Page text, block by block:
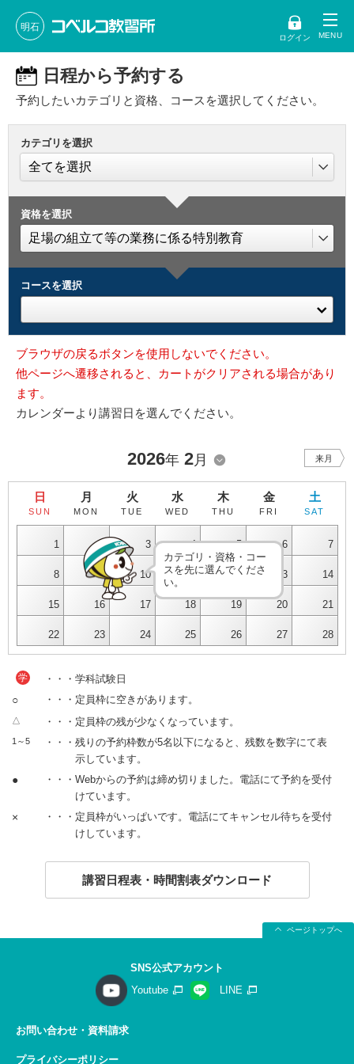
明石
ログイン
日程から予約する
予約したいカテゴリと資格、コースを選択してください。
カテゴリを選択
資格を選択
コースを選択
ブラウザの戻るボタンを使用しないでください。
他ページへ遷移されると、カートがクリアされる場合があり
ます。
カレンダーより講習日を選んでください。
2026年 2月 来月
日
SUN
月
MON
火
TUE
水
WED
木
THU
金
FRI
土
SAT
1 2 3 4 5 6 7
8 9 10 11 12 13 14
15 16 17 18 19 20 21
22 23 24 25 26 27 28
カテゴリ・資格・コー
スを先に選んでくださ
い。
学 ・・・学科試験日
○ ・・・定員枠に空きがあります。
△ ・・・定員枠の残が少なくなっています。
1～5
・・・残りの予約枠数が5名以下になると、残数を数字にて表
示しています。
●
・・・Webからの予約は締め切りました。電話にて予約を受付
けています。
×
・・・定員枠がいっぱいです。電話にてキャンセル待ちを受付
けしています。
講習日程表・時間割表ダウンロード
ページトップへ
SNS公式アカウント
Youtube
LINE
お問い合わせ・資料請求
プライバシーポリシー